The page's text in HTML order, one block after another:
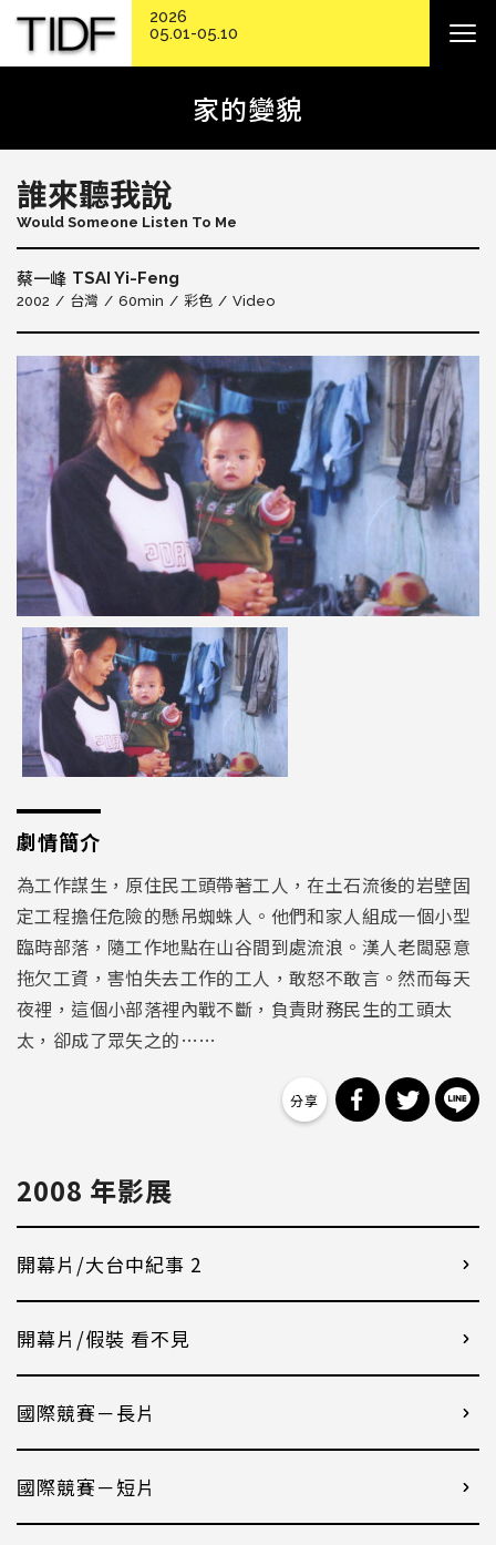
家的變貌
誰來聽我說
Would Someone Listen To Me
蔡一峰 TSAI Yi-Feng
2002 台灣 60min 彩色 Video
劇情簡介
為工作謀生，原住民工頭帶著工人，在土石流後的岩壁固
定工程擔任危險的懸吊蜘蛛人。他們和家人組成一個小型
臨時部落，隨工作地點在山谷間到處流浪。漢人老闆惡意
拖欠工資，害怕失去工作的工人，敢怒不敢言。然而每天
夜裡，這個小部落裡內戰不斷，負責財務民生的工頭太
太，卻成了眾矢之的……
分享到分享到
2008 年影展
開幕片/大台中紀事 2
開幕片/假裝 看不見
國際競賽－長片
國際競賽－短片
2026
05.01-05.10